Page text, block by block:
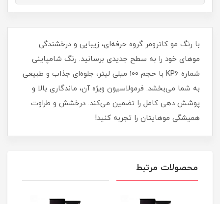
با رنگ مو کاترومر گروه حرفه‌ای، زیبایی و درخشندگی
موهای خود را به سطح جدیدی برسانید. رنگ شامپاینی
شماره KP6 با حجم 100 میلی لیتر، جلوه‌ای جذاب و طبیعی
به شما می‌بخشد. فرمولاسیون ویژه آن، ماندگاری بالا و
پوشش دهی کامل را تضمین می‌کند. درخشش و طراوت
همیشگی موهایتان را تجربه کنید!
محصولات مرتبط